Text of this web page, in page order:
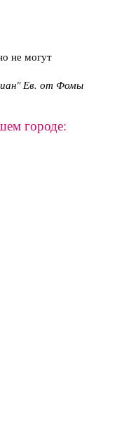
не могут
Ев. от Фомы
городе: